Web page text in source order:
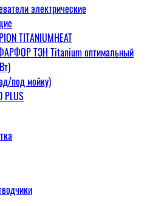
электрические
TITANIUMHEAT
ТЭН Titanium оптимальный
под мойку)
PLUS